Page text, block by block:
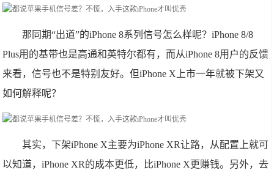
那同期“出道”的iPhone 8系列信号怎么样呢？iPhone 8/8
Plus用的基带也是高通和英特尔都有，而从iPhone 8用户的反馈
来看，信号也不是特别友好。但iPhone X上市一年就被下架又
如何解释呢？
其实，下架iPhone X主要为iPhone XR让路，从配置上就可
以知道，iPhone XR的成本更低，比iPhone X更赚钱。另外，去